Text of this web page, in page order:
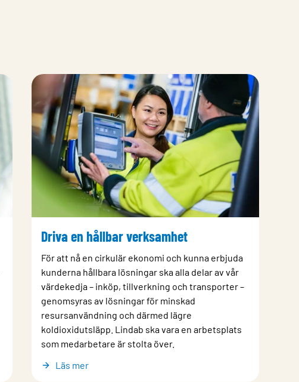
Driva en hållbar verksamhet
För att nå en cirkulär ekonomi och kunna erbjuda
kunderna hållbara lösningar ska alla delar av vår
värdekedja – inköp, tillverkning och transporter –
genomsyras av lösningar för minskad
resursanvändning och därmed lägre
koldioxidutsläpp. Lindab ska vara en arbetsplats
som medarbetare är stolta över.
Läs mer